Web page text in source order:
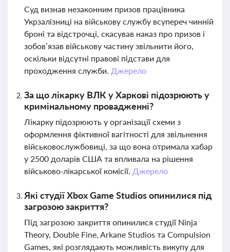
Суд визнав незаконним призов працівника
Укрзалізниці на військову службу всупереч чинній
броні та відстрочці, скасував наказ про призов і
зобов’язав військову частину звільнити його,
оскільки відсутні правові підстави для
проходження служби. Джерело
За що лікарку ВЛК у Харкові підозрюють у
кримінальному провадженні?
Лікарку підозрюють у організації схеми з
оформлення фіктивної вагітності для звільнення
військовослужбовиці, за що вона отримала хабар
у 2500 доларів США та впливала на рішення
військово-лікарської комісії. Джерело
Які студії Xbox Game Studios опинилися під
загрозою закриття?
Під загрозою закриття опинилися студії Ninja
Theory, Double Fine, Arkane Studios та Compulsion
Games, які розглядають можливість викупу для